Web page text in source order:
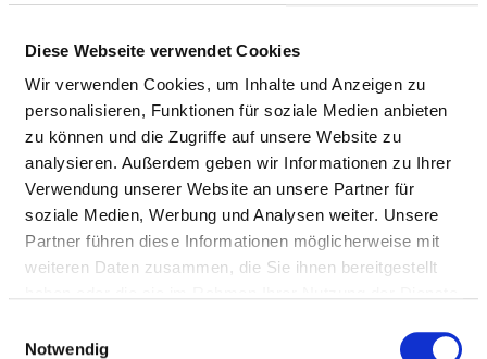
Diese Webseite verwendet Cookies
Wir verwenden Cookies, um Inhalte und Anzeigen zu
personalisieren, Funktionen für soziale Medien anbieten
zu können und die Zugriffe auf unsere Website zu
analysieren. Außerdem geben wir Informationen zu Ihrer
Verwendung unserer Website an unsere Partner für
soziale Medien, Werbung und Analysen weiter. Unsere
Partner führen diese Informationen möglicherweise mit
weiteren Daten zusammen, die Sie ihnen bereitgestellt
Notwendig
Landkreis-
Suche
Suche nach Krankenhäusern in den Landkreisen von
Sachsen.